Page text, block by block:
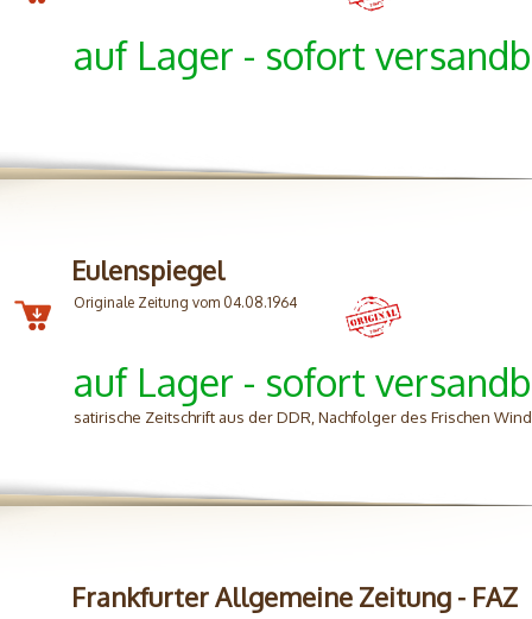
auf Lager - sofort
Eulenspiegel
Originale Zeitung vom 04.08.1964
auf Lager - sofort
satirische Zeitschrift aus der DDR, Nachfolger des Frischen
Frankfurter Allgemeine Zeitung - FAZ